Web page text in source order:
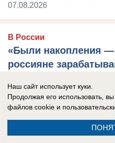
07.08.2026
В России
«Были накопления —
россияне
Bloomberg пишет, что в
Наш сайт использует куки.
Продолжая его использовать,
файлов cookie и